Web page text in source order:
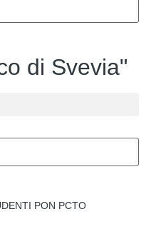
di Svevia"
PON PCTO